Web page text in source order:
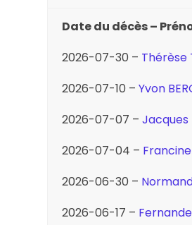
Date du décès –
2026-07-30 – Thérèse
2026-07-10 –Yvon
2026-07-07 –Jacques
2026-07-04 – Francine
2026-06-30 –
2026-06-17 –